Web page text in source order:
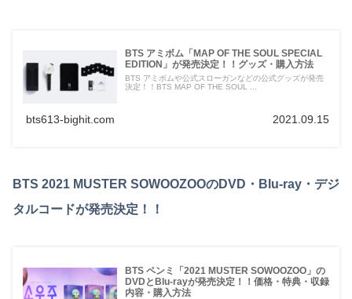
BTS アミボム「MAP OF THE SOUL SPECIAL
EDITION」が発売決定！！グッズ・購入方法
BTS アミボムや公式スローガンなどの公式グッズが発売
決定！！BTS MAP OF THE SOUL ...
bts613-bighit.com 2021.09.15
BTS 2021 MUSTER SOWOOZOOのDVD・Blu-ray・デジ
タルコードが発売決定！！
BTS ペンミ「2021 MUSTER SOWOOZOO」の
DVDとBlu-rayが発売決定！！価格・特典・収録
内容・購入方法